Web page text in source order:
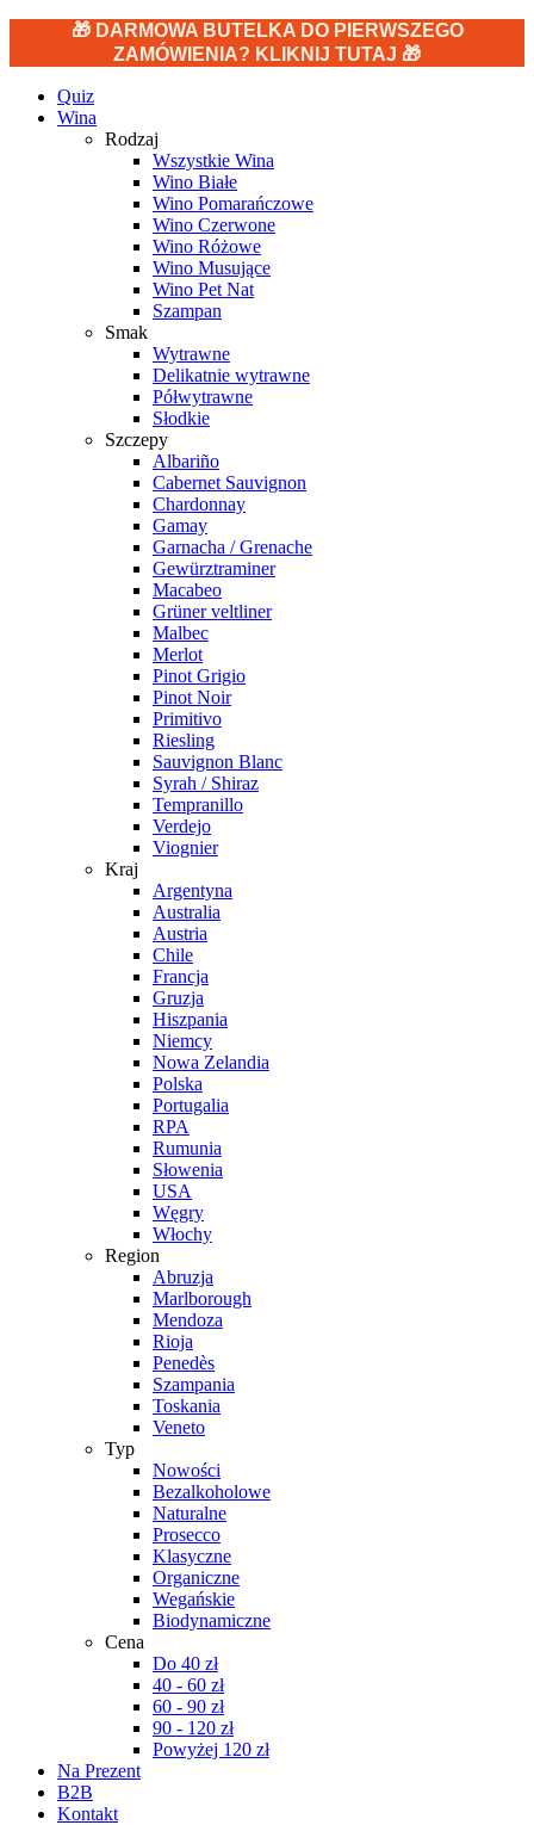
🎁 DARMOWA BUTELKA DO PIERWSZEGO
ZAMÓWIENIA? KLIKNIJ TUTAJ 🎁
Quiz
Wina
Rodzaj
Wszystkie Wina
Wino Białe
Wino Pomarańczowe
Wino Czerwone
Wino Różowe
Wino Musujące
Wino Pet Nat
Szampan
Smak
Wytrawne
Delikatnie wytrawne
Półwytrawne
Słodkie
Szczepy
Albariño
Cabernet Sauvignon
Chardonnay
Gamay
Garnacha / Grenache
Gewürztraminer
Macabeo
Grüner veltliner
Malbec
Merlot
Pinot Grigio
Pinot Noir
Primitivo
Riesling
Sauvignon Blanc
Syrah / Shiraz
Tempranillo
Verdejo
Viognier
Kraj
Argentyna
Australia
Austria
Chile
Francja
Gruzja
Hiszpania
Niemcy
Nowa Zelandia
Polska
Portugalia
RPA
Rumunia
Słowenia
USA
Węgry
Włochy
Region
Abruzja
Marlborough
Mendoza
Rioja
Penedès
Szampania
Toskania
Veneto
Typ
Nowości
Bezalkoholowe
Naturalne
Prosecco
Klasyczne
Organiczne
Wegańskie
Biodynamiczne
Cena
Do 40 zł
40 - 60 zł
60 - 90 zł
90 - 120 zł
Powyżej 120 zł
Na Prezent
B2B
Kontakt